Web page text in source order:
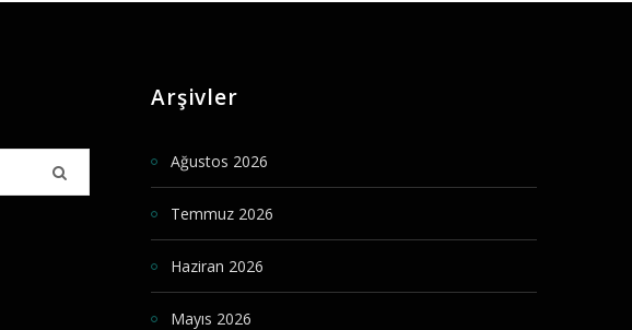
Arşivler
Ağustos 2026
Temmuz 2026
Haziran 2026
Mayıs 2026